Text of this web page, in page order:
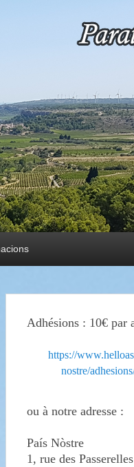
Adhésions : 10€ par
https://
nostre/
ou à notre adresse :
País Nòstre
1, rue des Passerelles